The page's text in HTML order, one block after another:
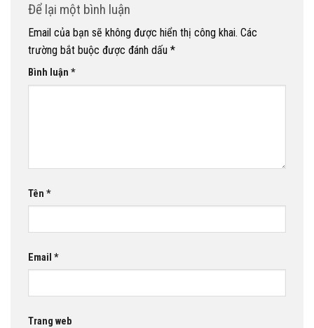
Để lại một bình luận
Email của bạn sẽ không được hiển thị công khai. Các
trường bắt buộc được đánh dấu *
Bình luận *
Tên *
Email *
Trang web